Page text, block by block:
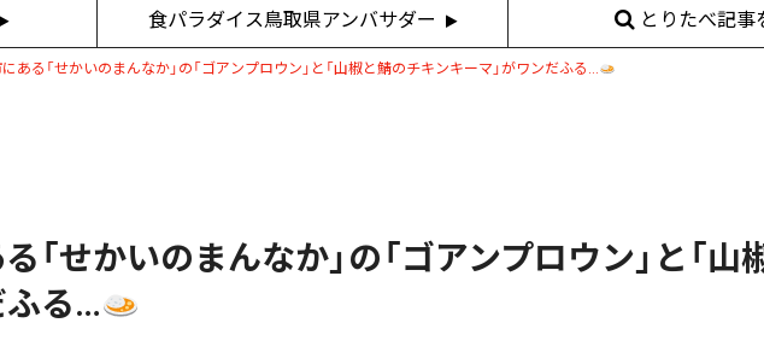
食パラダイス鳥取県アンバサダー とりたべ記事
ある「せかいのまんなか」の「ゴアンプロウン」と「山椒と鯖のチキンキーマ」がワンだふる…
「せかいのまんなか」の「ゴアンプロウン」と「山
ふる…